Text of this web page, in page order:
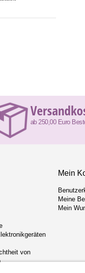
ab 250,00 Euro
von
Mein
Meine
Mein